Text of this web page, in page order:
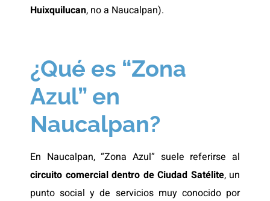
Huixquilucan, no a Naucalpan).
¿Qué es “Zona
Azul” en
Naucalpan?
En Naucalpan, “Zona Azul” suele referirse al
circuito comercial dentro de Ciudad Satélite, un
punto social y de servicios muy conocido por